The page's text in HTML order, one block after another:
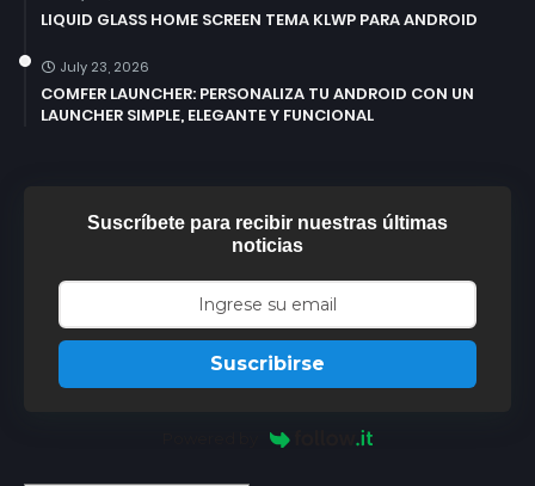
LIQUID GLASS HOME SCREEN TEMA KLWP PARA ANDROID
July 23, 2026
COMFER LAUNCHER: PERSONALIZA TU ANDROID CON UN
LAUNCHER SIMPLE, ELEGANTE Y FUNCIONAL
Suscríbete para recibir nuestras últimas
noticias
Suscribirse